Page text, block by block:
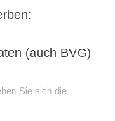
(auch BVG)
Sie sich die